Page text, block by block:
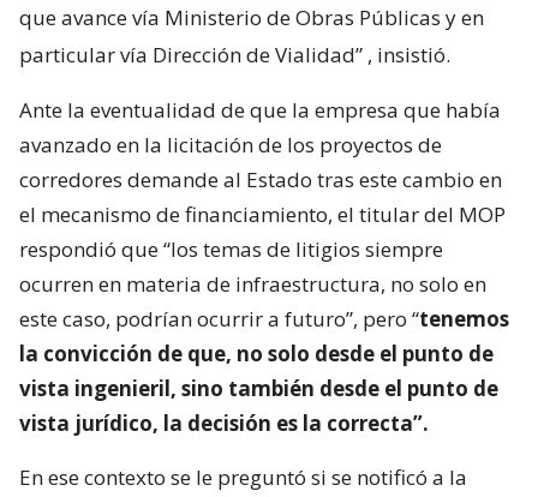
que avance vía Ministerio de Obras Públicas y en
particular vía Dirección de Vialidad” , insistió.
Ante la eventualidad de que la empresa que había
avanzado en la licitación de los proyectos de
corredores demande al Estado tras este cambio en
el mecanismo de financiamiento, el titular del MOP
respondió que “los temas de litigios siempre
ocurren en materia de infraestructura, no solo en
este caso, podrían ocurrir a futuro”, pero “tenemos
la convicción de que, no solo desde el punto de
vista ingenieril, sino también desde el punto de
vista jurídico, la decisión es la correcta”.
En ese contexto se le preguntó si se notificó a la